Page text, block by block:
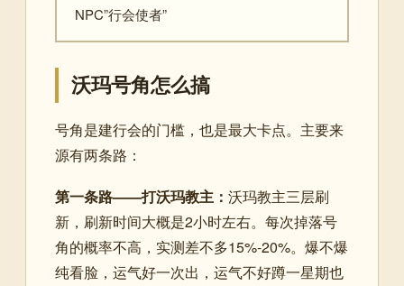
NPC”行会使者”
沃玛号角怎么搞
号角是建行会的门槛，也是最大卡点。主要来
源有两条路：
第一条路——打沃玛教主： 沃玛教主三层刷
新，刷新时间大概是2小时左右。每次掉落号
角的概率不高，实测差不多15%-20%。爆不爆
纯看脸，运气好一次出，运气不好蹲一星期也